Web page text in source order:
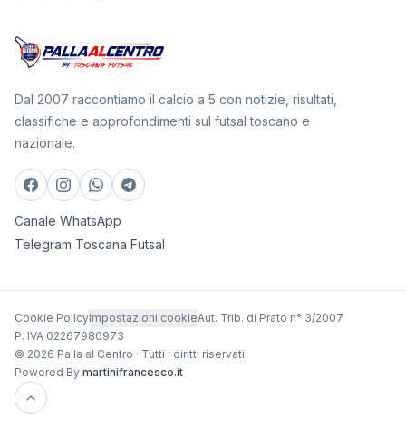
Dal 2007 raccontiamo il calcio a 5 con notizie, risultati,
classifiche e approfondimenti sul futsal toscano e
nazionale.
Canale WhatsApp
Telegram Toscana Futsal
Cookie PolicyImpostazioni cookieAut. Trib. di Prato n° 3/2007
P. IVA 02267980973
© 2026 Palla al Centro · Tutti i diritti riservati
Powered By martinifrancesco.it